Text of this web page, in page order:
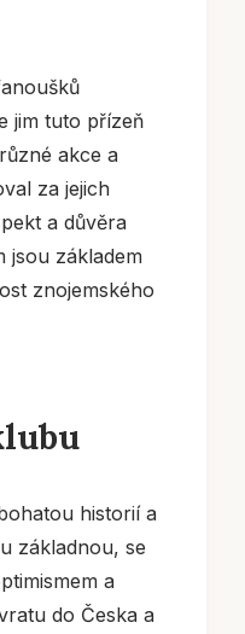
jim tuto přízeň
akce a
za jejich
a důvěra
jsou základem
znojemského
historií a
základnou, se
a
do Česka a